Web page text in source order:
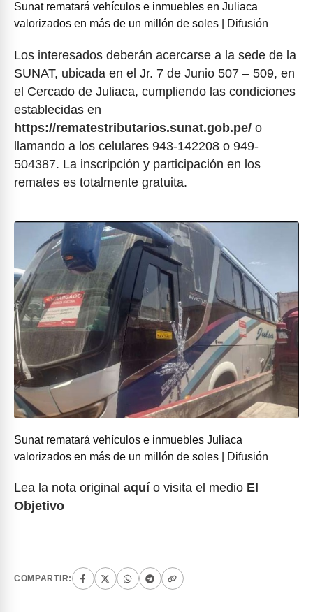
Sunat rematará vehículos e inmuebles en Juliaca
valorizados en más de un millón de soles | Difusión
Los interesados deberán acercarse a la sede de la
SUNAT, ubicada en el Jr. 7 de Junio 507 – 509, en
el Cercado de Juliaca, cumpliendo las condiciones
establecidas en
https://rematestributarios.sunat.gob.pe/ o
llamando a los celulares 943-142208 o 949-
504387. La inscripción y participación en los
remates es totalmente gratuita.
Sunat rematará vehículos e inmuebles Juliaca
valorizados en más de un millón de soles | Difusión
Lea la nota original aquío visita el medio El
Objetivo
COMPARTIR: